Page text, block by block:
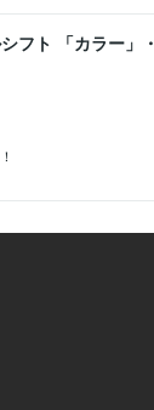
フト 「カラー」・